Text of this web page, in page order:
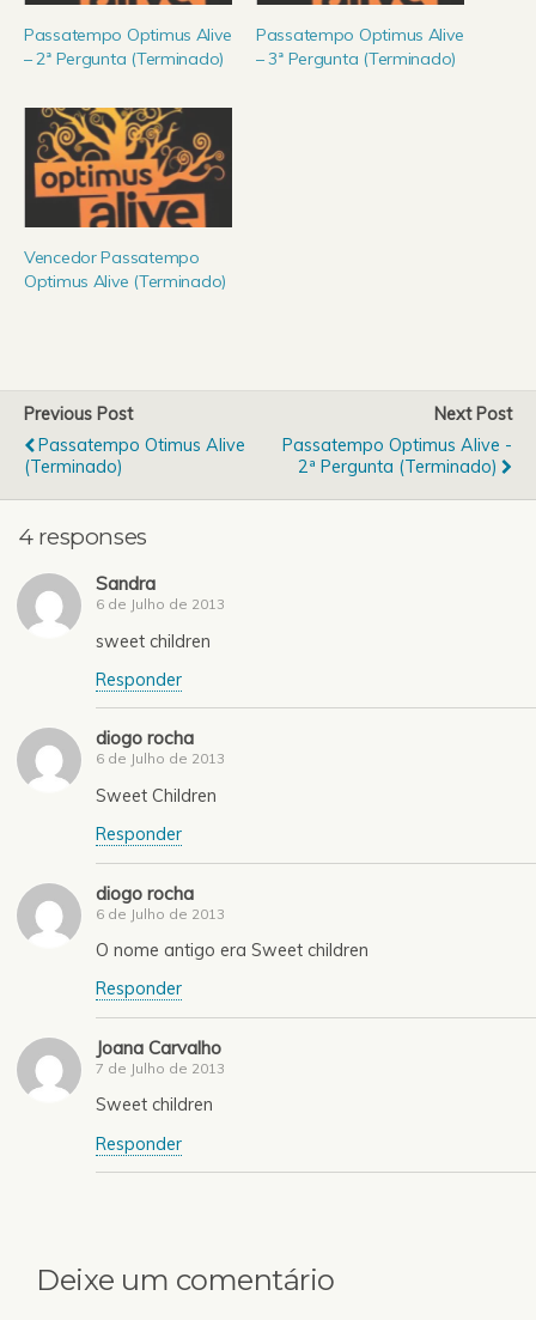
Passatempo Optimus Alive
– 2ª Pergunta (Terminado)
Passatempo Optimus Alive
– 3ª Pergunta (Terminado)
Vencedor Passatempo
Optimus Alive (Terminado)
Previous Post
Passatempo Otimus Alive
(Terminado)
Next Post
Passatempo Optimus Alive -
2ª Pergunta (Terminado)
4 responses
Sandra
6 de Julho de 2013
sweet children
Responder
diogo rocha
6 de Julho de 2013
Sweet Children
Responder
diogo rocha
6 de Julho de 2013
O nome antigo era Sweet children
Responder
Joana Carvalho
7 de Julho de 2013
Sweet children
Responder
Deixe um comentário